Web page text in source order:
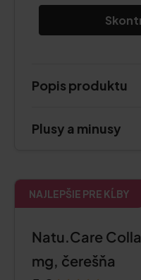
Popis produktu
Plusy a minusy
NAJLEPŠIE PRE KĹBY
Natu.Care
mg, čerešňa